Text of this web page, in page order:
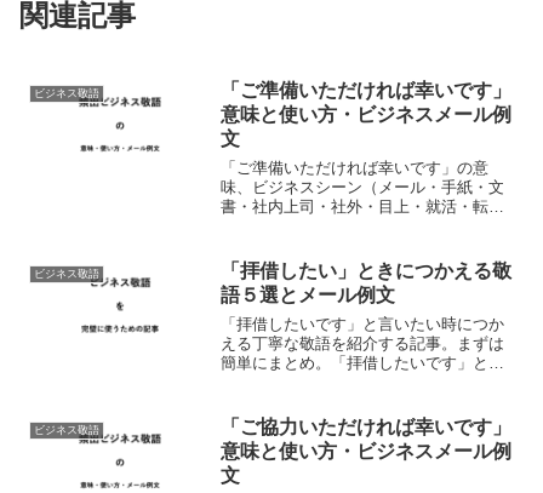
関連記事
ビジネス敬語
「ご準備いただければ幸いです」
意味と使い方・ビジネスメール例
文
「ご準備いただければ幸いです」の意
味、ビジネスシーン（メール・手紙・文
書・社内上司・社外・目上・就活・転
も正しく解説する記事。※長文になりま
すので「見出し」より目的部分...
ビジネス敬語
「拝借したい」ときにつかえる敬
語５選とメール例文
「拝借したいです」と言いたい時につか
える丁寧な敬語を紹介する記事。まずは
簡単にまとめ。「拝借したいです」と言
【丁寧】拝借したく存じます。 【かなり
丁寧】拝借いたしたく存...
ビジネス敬語
「ご協力いただければ幸いです」
意味と使い方・ビジネスメール例
文